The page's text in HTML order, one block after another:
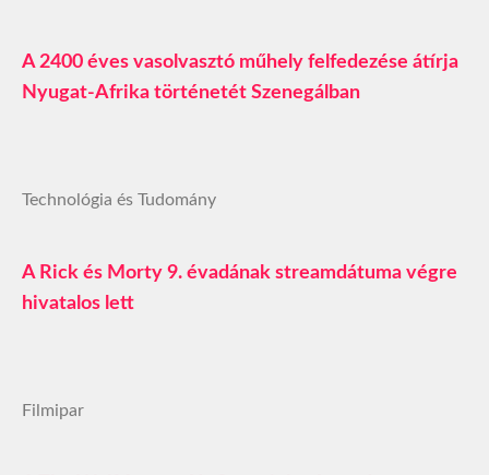
A 2400 éves vasolvasztó műhely felfedezése átírja
Nyugat-Afrika történetét Szenegálban
Technológia és Tudomány
A Rick és Morty 9. évadának streamdátuma végre
hivatalos lett
Filmipar